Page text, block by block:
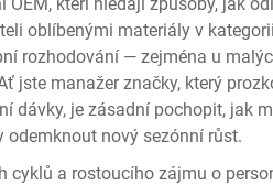
oblíbenými materiály v
rozhodování — zejména u
jste manažer značky, který
dávky, je zásadní pochopit, jak
odemknout nový sezónní růst.
cyklů a rostoucího zájmu o